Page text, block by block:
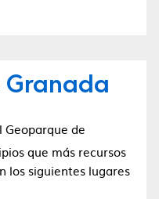
Granada
de
que más recursos
los siguientes lugares